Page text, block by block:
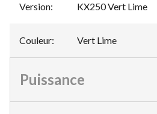
Version: KX250 Vert Lime
Couleur: Vert Lime
Puissance